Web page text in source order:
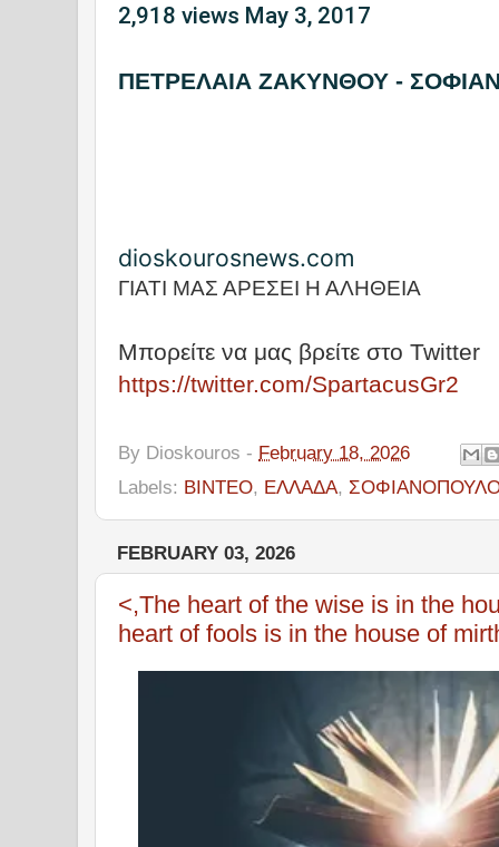
2,918 views May 3, 2017
ΠΕΤΡΕΛΑΙΑ ΖΑΚΥΝΘΟΥ -
dioskourosnews.com
ΓΙΑΤΙ ΜΑΣ ΑΡΕΣΕΙ Η ΑΛΗΘΕΙΑ
Μπορείτε να μας βρείτε στο Twitter
https://twitter.com/SpartacusGr2
By Dioskouros - February 18, 2026
Labels: ΒΙΝΤΕΟ, ΕΛΛΑΔΑ,
FEBRUARY 03, 2026
<,The heart of the wise is in the
heart of fools is in the house of